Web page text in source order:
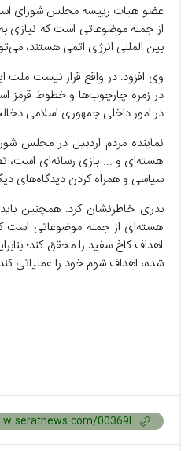
عضو هیات رییسه مجلس شورای
از جمله موضوعاتی است که نیازی
بین المللی انرژی اتمی هستند،
وی افزود: در واقع قرار نیست
در زمره چارچوب‌ها و خطوط قرمز
در امور داخلی جمهوری اسلامی
نماینده مردم اردبیل در مجلس
هسته‌ای و ... بازی رسانه‌ای است،
سیاسی و همراه کردن دیدگاه‌های
بدری خاطرنشان کرد: همچنین
هسته‌ای از جمله موضوعاتی است که
اهداف کاخ سفید را محقق کند؛
شده، اهداف شوم خود را عملیاتی